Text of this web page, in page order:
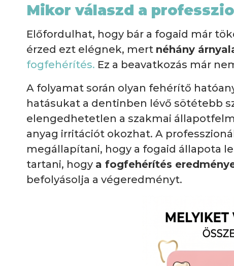
Mikor válaszd a
Előfordulhat, hogy bár a fogaid már
érzed ezt elégnek, mert néhány
fogfehérítés. Ez a beavatkozás már
A folyamat során olyan fehérítő
hatásukat a dentinben lévő sötétebb
elengedhetetlen a szakmai
anyag irritációt okozhat. A
megállapítani, hogy a fogaid állapota
tartani, hogy a fogfehérítés
befolyásolja a végeredményt.